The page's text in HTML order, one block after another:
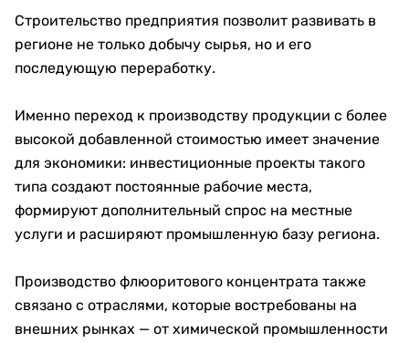
Строительство предприятия позволит развивать в
регионе не только добычу сырья, но и его
последующую переработку.
Именно переход к производству продукции с более
высокой добавленной стоимостью имеет значение
для экономики: инвестиционные проекты такого
типа создают постоянные рабочие места,
формируют дополнительный спрос на местные
услуги и расширяют промышленную базу региона.
Производство флюоритового концентрата также
связано с отраслями, которые востребованы на
внешних рынках — от химической промышленности